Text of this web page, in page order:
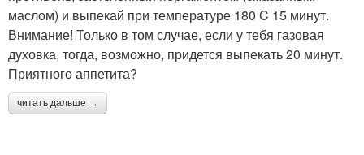
маслом) и выпекай при температуре 180 C 15 минут.
Внимание! Только в том случае, если у тебя газовая
духовка, тогда, возможно, придется выпекать 20 минут.
Приятного аппетита?
читать дальше →